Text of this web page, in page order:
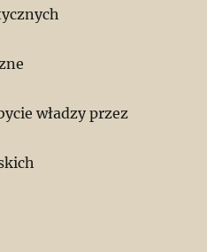
władzy przez